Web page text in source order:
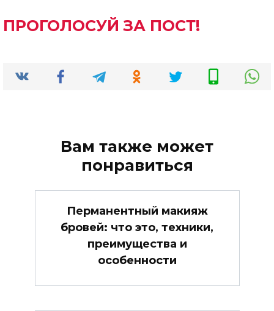
ПРОГОЛОСУЙ ЗА ПОСТ!
Вам также может
понравиться
Перманентный макияж
бровей: что это, техники,
преимущества и
особенности